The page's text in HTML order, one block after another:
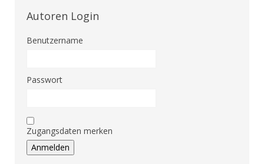
Autoren Login
Benutzername
Passwort
Zugangsdaten merken
Anmelden